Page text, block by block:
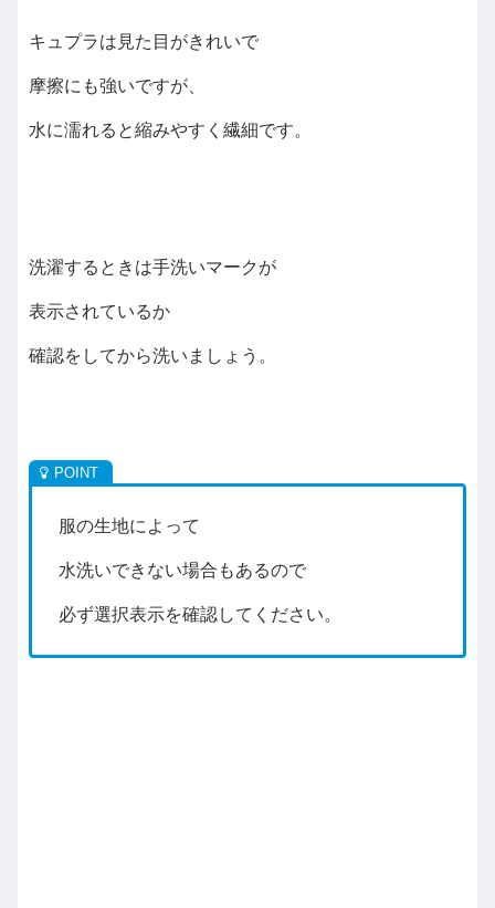
キュプラは見た目がきれいで
摩擦にも強いですが、
水に濡れると縮みやすく繊細です。
洗濯するときは手洗いマークが
表示されているか
確認をしてから洗いましょう。
服の生地によって
水洗いできない場合もあるので
必ず選択表示を確認してください。